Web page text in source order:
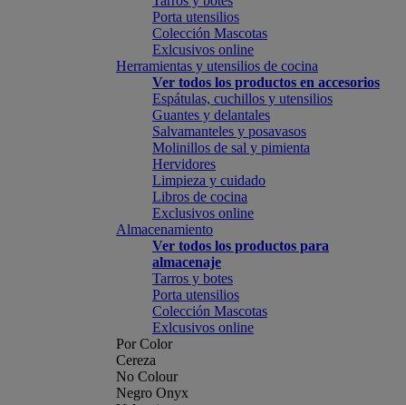
Porta utensilios
Colección Mascotas
Exlcusivos online
Herramientas y utensilios de cocina
Ver todos los productos en accesorios
Espátulas, cuchillos y utensilios
Guantes y delantales
Salvamanteles y posavasos
Molinillos de sal y pimienta
Hervidores
Limpieza y cuidado
Libros de cocina
Exclusivos online
Almacenamiento
Ver todos los productos para
almacenaje
Tarros y botes
Porta utensilios
Colección Mascotas
Exlcusivos online
Por Color
Cereza
No Colour
Negro Onyx